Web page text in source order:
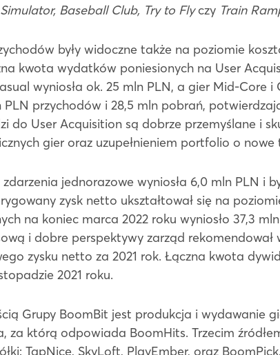
Baseball Club, Try to Flyczy Train
były widoczne także na poziomie
kwota wydatków poniesionych na User
wyniosła ok. 25 mln PLN, a gier Mid-Core
PLN przychodów i 28,5 mln pobrań,
do User Acquisition są dobrze przemyślane i
gier oraz uzupełnieniem portfolio o nowe
jednorazowe wyniosła 6,0 mln PLN i
zysk netto ukształtował się na
na koniec marca 2022 roku wyniosło 37,3
i dobre perspektywy zarząd
zysku netto za 2021 rok. Łączna kwota
2021 roku.
Grupy BoomBit jest produkcja i wydawanie
za którą odpowiada BoomHits. Trzecim
TapNice, SkyLoft, PlayEmber, oraz